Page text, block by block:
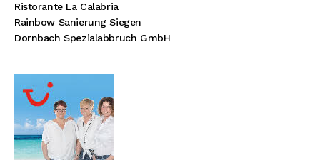
Ristorante La Calabria
Rainbow Sanierung Siegen
Dornbach Spezialabbruch GmbH